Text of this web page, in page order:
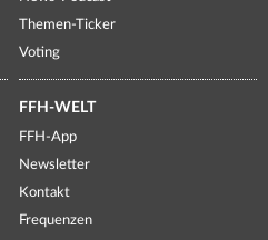
Themen-Ticker
Voting
FFH-WELT
FFH-App
Newsletter
Kontakt
Frequenzen